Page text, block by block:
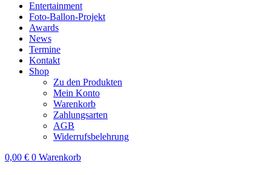
Entertainment
Foto-Ballon-Projekt
Awards
News
Termine
Kontakt
Shop
Zu den Produkten
Mein Konto
Warenkorb
Zahlungsarten
AGB
Widerrufsbelehrung
0,00 € 0 Warenkorb